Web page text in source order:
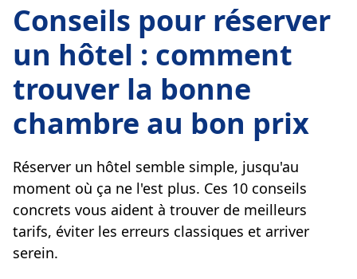
Conseils pour réserver
un hôtel : comment
trouver la bonne
chambre au bon prix
Réserver un hôtel semble simple, jusqu'au
moment où ça ne l'est plus. Ces 10 conseils
concrets vous aident à trouver de meilleurs
tarifs, éviter les erreurs classiques et arriver
serein.